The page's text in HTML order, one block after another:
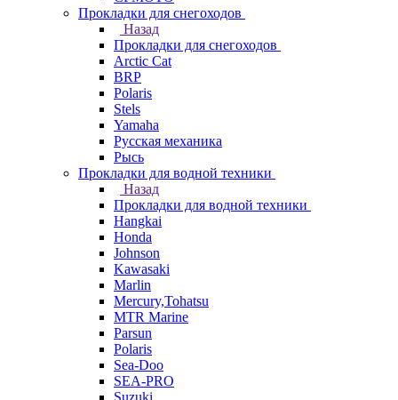
Прокладки для снегоходов
Назад
Прокладки для снегоходов
Arctic Cat
BRP
Polaris
Stels
Yamaha
Русская механика
Рысь
Прокладки для водной техники
Назад
Прокладки для водной техники
Hangkai
Honda
Johnson
Kawasaki
Marlin
Mercury,Tohatsu
MTR Marine
Parsun
Polaris
Sea-Doo
SEA-PRO
Suzuki